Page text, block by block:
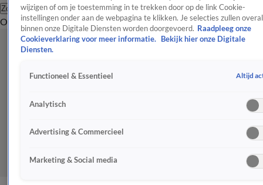
Zoeken
OverzichtEntertainmentSpraakmakendRealityCrimeVideo's
wijzigen of om je toestemming in te trekken door op de link Cookie-
instellingen onder aan de webpagina te klikken. Je selecties zullen overal
binnen onze Digitale Diensten worden doorgevoerd. Raadpleeg onze
Cookieverklaring voor meer informatie.
Bekijk hier onze Digitale
Diensten.
Functioneel & Essentieel Altijd
Analytisch
Advertising & Commercieel
Marketing & Social media